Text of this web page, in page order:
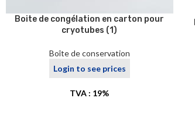
Boite de congélation en carton pour
cryotubes (1)
Boîte de conservation
Login to see prices
TVA : 19%